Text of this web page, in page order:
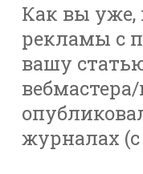
Как вы уже,
рекламы с
вашу
журналах